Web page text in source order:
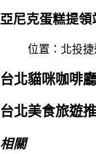
亞尼克蛋糕提領
位置：北投
台北貓咪咖啡
台北美食旅遊
相關